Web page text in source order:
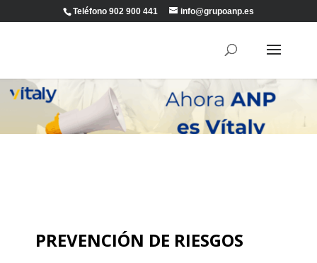
Teléfono 902 900 441 info@grupoanp.es
PREVENCIÓN DE RIESGOS